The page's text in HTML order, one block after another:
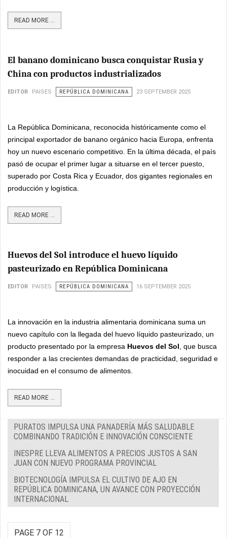
READ MORE ...
El banano dominicano busca conquistar Rusia y
China con productos industrializados
EDITOR PAISES REPÚBLICA DOMINICANA 23 SEPTEMBER 2025
La República Dominicana, reconocida históricamente como el
principal exportador de banano orgánico hacia Europa, enfrenta
hoy un nuevo escenario competitivo. En la última década, el país
pasó de ocupar el primer lugar a situarse en el tercer puesto,
superado por Costa Rica y Ecuador, dos gigantes regionales en
producción y logística.
READ MORE ...
Huevos del Sol introduce el huevo líquido
pasteurizado en República Dominicana
EDITOR PAISES REPÚBLICA DOMINICANA 16 SEPTEMBER 2025
La innovación en la industria alimentaria dominicana suma un
nuevo capítulo con la llegada del huevo líquido pasteurizado, un
producto presentado por la empresa Huevos del Sol , que busca
responder a las crecientes demandas de practicidad, seguridad e
inocuidad en el consumo de alimentos.
READ MORE ...
PURATOS IMPULSA UNA PANADERÍA MÁS SALUDABLE
COMBINANDO TRADICIÓN E INNOVACIÓN CONSCIENTE
INESPRE LLEVA ALIMENTOS A PRECIOS JUSTOS A SAN
JUAN CON NUEVO PROGRAMA PROVINCIAL
BIOTECNOLOGÍA IMPULSA EL CULTIVO DE AJO EN
REPÚBLICA DOMINICANA, UN AVANCE CON PROYECCIÓN
INTERNACIONAL
PAGE 7 OF 12